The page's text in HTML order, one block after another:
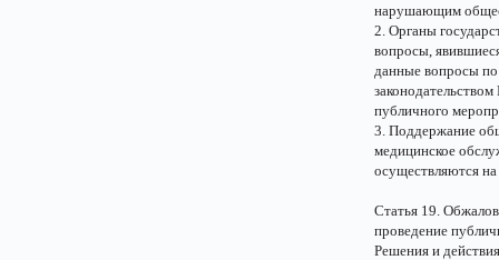
нарушающим
2. Органы
вопросы,
данные вопросы
публичного
3. Поддержание
медицинское
осуществляются
Статья 19.
проведение
Решения и